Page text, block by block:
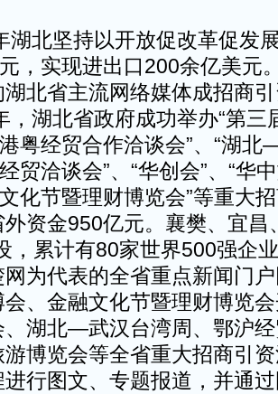
北坚持以开放促改革促发
，实现进出口200余亿美元
湖北省主流网络媒体成招商
北省政府成功举办“第三
港粤经贸合作洽谈会”、“湖
贸洽谈会”、“华创会”、“华
化节暨理财博览会”等重大
资金950亿元。襄樊、宜昌
，累计有80家世界500强企
代表的全省重点新闻门户
、金融文化节暨理财博览
、湖北—武汉台湾周、鄂沪
博览会等全省重大招商引
行图文、专题报道，并通